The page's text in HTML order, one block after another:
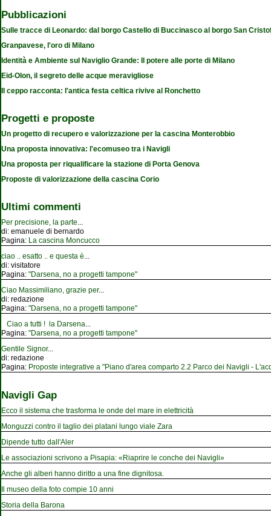
Pubblicazioni
Sulle tracce di Leonardo: dal borgo Castello di Buccinasco al borgo San
Granpavese, l'oro di Milano
Identità e Ambiente sul Naviglio Grande: Il potere alle porte di Milano
Eid-Olon, il segreto delle acque meravigliose
Il ceppo racconta: l'antica festa celtica rivive al Ronchetto
Progetti e proposte
Un progetto di recupero e valorizzazione per la cascina Monterobbio
Una proposta innovativa: l'ecomuseo tra i Navigli
Una proposta per riqualificare la stazione di Porta Genova
Proposte di valorizzazione della cascina Corio
Ultimi commenti
Per precisione, la parte...
di: emanuele di bernardo
Pagina: La cascina Moncucco
ciao .. esatto .. e questa è...
di: visitatore
Pagina: "Darsena, no a progetti tampone"
Ciao Massimiliano, grazie per...
di: redazione
Pagina: "Darsena, no a progetti tampone"
Ciao a tutti ! la Darsena...
Pagina: "Darsena, no a progetti tampone"
Gentile Signor...
di: redazione
Pagina: Proposte integrative a "Piano d'area comparto 2.2 Parco dei Navigli -
Navigli Gap
Ecco il sistema che trasforma le onde del mare in elettricità
Monguzzi contro il taglio dei platani lungo viale Zara
Dipende tutto dall'Aler
Le associazioni scrivono a Pisapia: «Riaprire le conche dei Navigli»
Anche gli alberi hanno diritto a una fine dignitosa.
Il museo della foto compie 10 anni
Storia della Barona